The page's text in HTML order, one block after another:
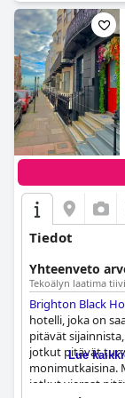
Tiedot
Yhteenveto
Tekoälyn laatima
Brighton Black
hotelli, joka on
pitävät
jotkut pitävät
monimutkaisina.
jotkut vieraat
Lue